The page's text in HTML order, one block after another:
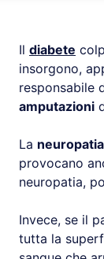
Il diabete
insorgono,
responsabile
amputazioni
La neuropatia
provocano
neuropatia,
Invece, se il
tutta la